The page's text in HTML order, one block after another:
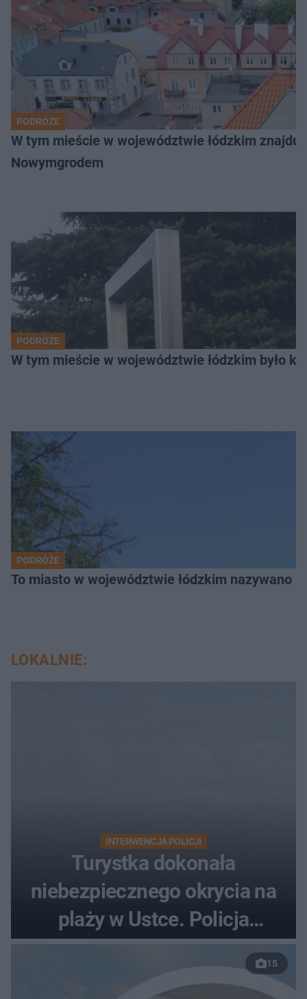
PODRÓŻE
W tym mieście w województwie łódzkim
Nowymgrodem
PODRÓŻE
W tym mieście w województwie łódzkim było
PODRÓŻE
To miasto w województwie łódzkim nazywano
LOKALNIE:
INTERWENCJA POLICJI
Turystka dokonała
niebezpiecznego okrycia na
plaży w Ustce. Policja
musiała zamknąć odcinek
wybrzeża
15